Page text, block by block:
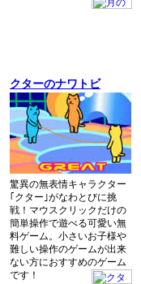
クターのナワトビ
驚異の無表情キャラクター
｢クター｣がなわとびに挑
戦！マウスクリックだけの
簡単操作で遊べる可愛い無
料ゲーム。小さいお子様や
難しい操作のゲームが出来
ない方におすすめのゲーム
です！